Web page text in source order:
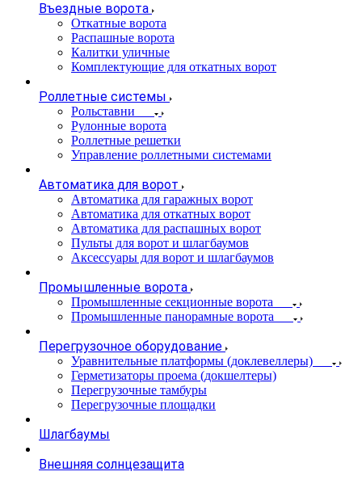
Въездные ворота
Откатные ворота
Распашные ворота
Калитки уличные
Комплектующие для откатных ворот
Роллетные системы
Рольставни
Рулонные ворота
Роллетные решетки
Управление роллетными системами
Автоматика для ворот
Автоматика для гаражных ворот
Автоматика для откатных ворот
Автоматика для распашных ворот
Пульты для ворот и шлагбаумов
Аксессуары для ворот и шлагбаумов
Промышленные ворота
Промышленные секционные ворота
Промышленные панорамные ворота
Перегрузочное оборудование
Уравнительные платформы (доклевеллеры)
Герметизаторы проема (докшелтеры)
Перегрузочные тамбуры
Перегрузочные площадки
Шлагбаумы
Внешняя солнцезащита